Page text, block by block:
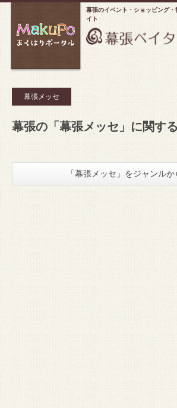
幕張のイベント・ショッピング
イト
幕張メッセ
幕張の「幕張メッセ」に関す
「幕張メッセ」をジャンルか